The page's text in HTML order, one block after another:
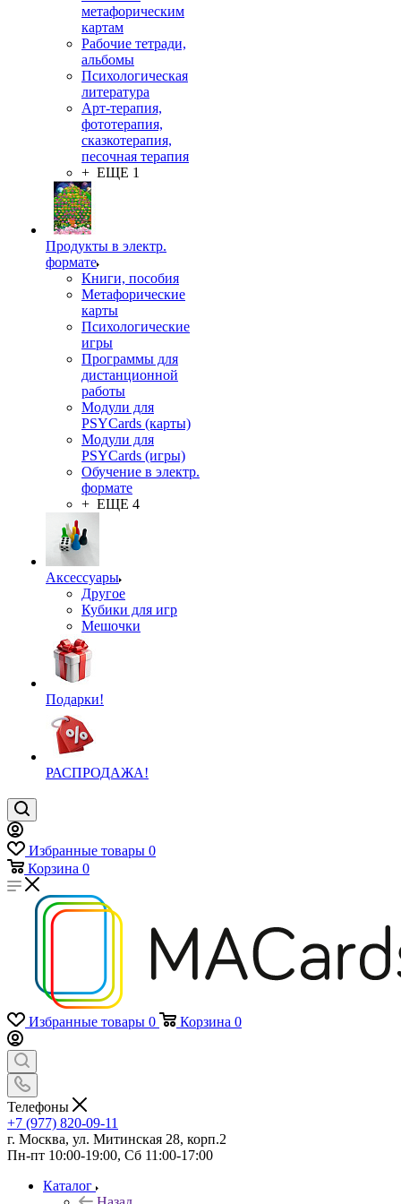
метафорическим
картам
Рабочие тетради,
альбомы
Психологическая
литература
Арт-терапия,
фототерапия,
сказкотерапия,
песочная терапия
+ ЕЩЕ 1
Продукты в электр.
формате
Книги, пособия
Метафорические
карты
Психологические
игры
Программы для
дистанционной
работы
Модули для
PSYCards (карты)
Модули для
PSYCards (игры)
Обучение в электр.
формате
+ ЕЩЕ 4
Аксессуары
Другое
Кубики для игр
Мешочки
Подарки!
РАСПРОДАЖА!
Избранные товары 0
Корзина 0
Избранные товары 0 Корзина 0
Телефоны
+7 (977) 820-09-11
г. Москва, ул. Митинская 28, корп.2
Пн-пт 10:00-19:00, Сб 11:00-17:00
Каталог